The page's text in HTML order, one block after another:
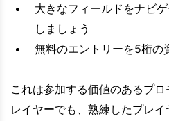
大きなフィールドをナビ
しましょう
無料のエントリーを5桁の
これは参加する価値のあるプ
レイヤーでも、熟練したプレ